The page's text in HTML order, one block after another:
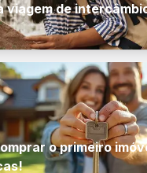
viagem de
o primeiro